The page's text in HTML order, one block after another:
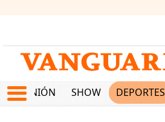
OPINIÓN SHOW DEPORTES